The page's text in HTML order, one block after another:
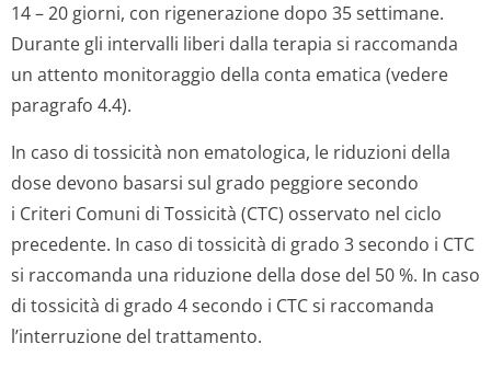
14 – 20 giorni, con rigenerazione dopo 35 settimane.
Durante gli intervalli liberi dalla terapia si raccomanda
un attento monitoraggio della conta ematica (vedere
paragrafo 4.4).
In caso di tossicità non ematologica, le riduzioni della
dose devono basarsi sul grado peggiore secondo
i Criteri Comuni di Tossicità (CTC) osservato nel ciclo
precedente. In caso di tossicità di grado 3 secondo i CTC
si raccomanda una riduzione della dose del 50 %. In caso
di tossicità di grado 4 secondo i CTC si raccomanda
l’interruzione del trattamento.